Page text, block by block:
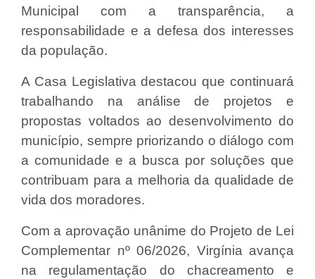
Municipal com a transparência, a
responsabilidade e a defesa dos interesses
da população.
A Casa Legislativa destacou que continuará
trabalhando na análise de projetos e
propostas voltados ao desenvolvimento do
município, sempre priorizando o diálogo com
a comunidade e a busca por soluções que
contribuam para a melhoria da qualidade de
vida dos moradores.
Com a aprovação unânime do Projeto de Lei
Complementar nº 06/2026, Virgínia avança
na regulamentação do chacreamento e